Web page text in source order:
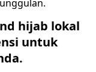
hijab lokal
untuk